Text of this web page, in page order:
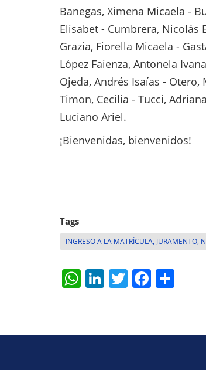
Banegas, Ximena Micaela -
Elisabet - Cumbrera, Nicolás
Grazia, Fiorella Micaela -
López Faienza, Antonela
Ojeda, Andrés Isaías - Otero,
Timon, Cecilia - Tucci,
Luciano Ariel.
¡Bienvenidas, bienvenidos!
Tags
INGRESO A LA MATRÍCULA, JURAMENTO,
W
h
s
Li
n
e
T
w
er
F
a
e e